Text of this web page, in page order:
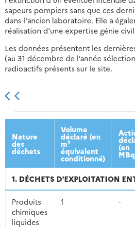
sapeurs pompiers sans que ces
dans l'ancien laboratoire. Elle a
réalisation d'une expertise génie
Les données présentent les
(au 31 décembre de l’année
radioactifs présents sur le site.
2013 2014
Nature
des
déchets
Volume
déclaré (en
m³
équivalent
conditionné)
(en
1. DÉCHETS D'EXPLOITATION
Produits
chimiques
liquides
1 -